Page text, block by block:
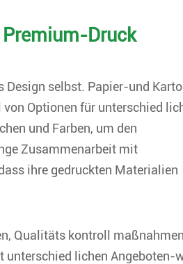
Druck
selbst. Papier-und
Optionen für unterschied
und Farben, um den
Zusammenarbeit mit
ihre gedruckten Materialien
Qualitäts kontroll maßnahmen
unterschied lichen Angeboten-